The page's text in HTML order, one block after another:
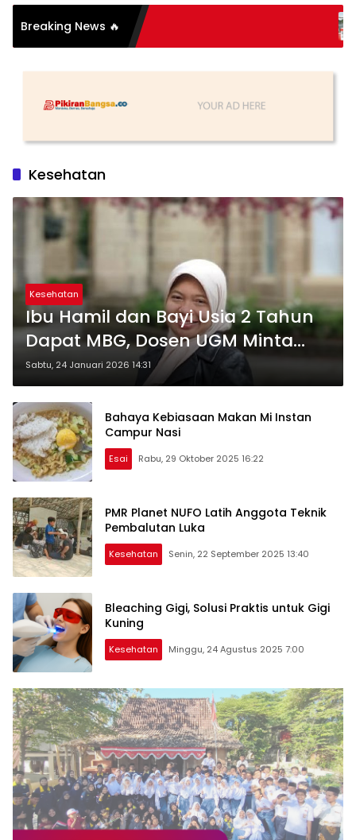
Breaking News 🔥
Posting
Jalan, Akun
Kabupaten
Kesehatan
Kesehatan
Ibu Hamil dan Bayi Usia 2 Tahun
Dapat MBG, Dosen UGM Minta
Diintegrasikan dengan Layanan
Kesehatan Primer
Sabtu, 24 Januari 2026 14:31
Bahaya Kebiasaan Makan Mi Instan
Campur Nasi
Esai Rabu, 29 Oktober 2025 16:22
PMR Planet NUFO Latih Anggota Teknik
Pembalutan Luka
Kesehatan Senin, 22 September 2025 13:40
Bleaching Gigi, Solusi Praktis untuk Gigi
Kuning
Kesehatan Minggu, 24 Agustus 2025 7:00